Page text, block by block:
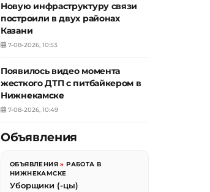
Новую инфраструктуру связи
построили в двух районах
Казани
7-08-2026, 10:53
Появилось видео момента
жесткого ДТП с питбайкером в
Нижнекамске
7-08-2026, 10:49
Объявления
ОБЪЯВЛЕНИЯ »РАБОТА В
НИЖНЕКАМСКЕ
Уборщики (-цы)